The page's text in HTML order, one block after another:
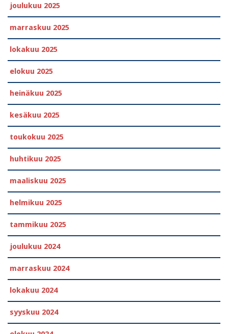
joulukuu 2025
marraskuu 2025
lokakuu 2025
elokuu 2025
heinäkuu 2025
kesäkuu 2025
toukokuu 2025
huhtikuu 2025
maaliskuu 2025
helmikuu 2025
tammikuu 2025
joulukuu 2024
marraskuu 2024
lokakuu 2024
syyskuu 2024